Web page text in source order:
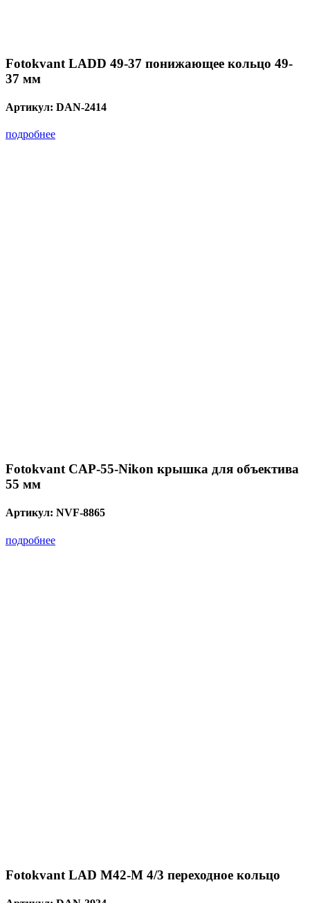
Fotokvant LADD 49-37 понижающее кольцо 49-
37 мм
Артикул: DAN-2414
подробнее
Fotokvant CAP-55-Nikon крышка для объектива
55 мм
Артикул: NVF-8865
подробнее
Fotokvant LAD M42-M 4/3 переходное кольцо